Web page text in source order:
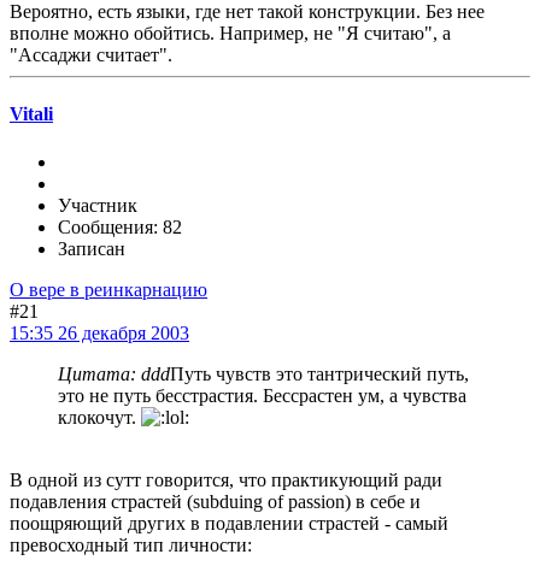
Вероятно, есть языки, где нет такой конструкции. Без нее
вполне можно обойтись. Например, не "Я считаю", а
"Ассаджи считает".
Vitali
Участник
Сообщения: 82
Записан
О вере в реинкарнацию
#21
15:35 26 декабря 2003
Цитата: dddПуть чувств это тантрический путь,
это не путь бесстрастия. Бессрастен ум, а чувства
клокочут.
В одной из сутт говорится, что практикующий ради
подавления страстей (subduing of passion) в себе и
поощряющий других в подавлении страстей - самый
превосходный тип личности: